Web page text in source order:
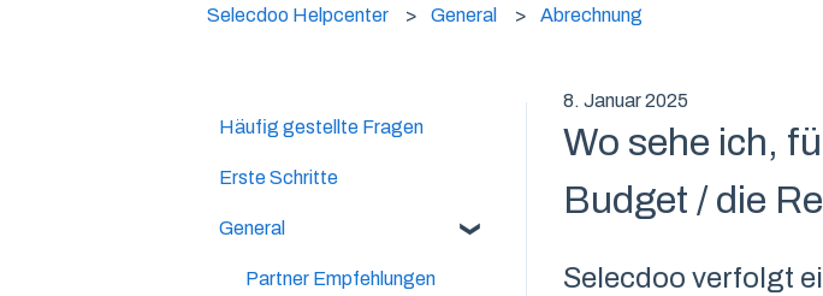
Selecdoo Helpcenter General Abrechnung
8. Januar 2025
Wo sehe ich,
Budget / die
Selecdoo verfolgt
Häufig gestellte Fragen
Erste Schritte
General
Partner Empfehlungen